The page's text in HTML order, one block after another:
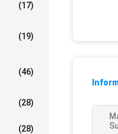
(17)
(19)
(46)
(28)
(28)